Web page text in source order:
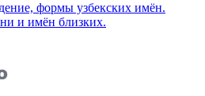
формы узбекских имён.
и имён близких.